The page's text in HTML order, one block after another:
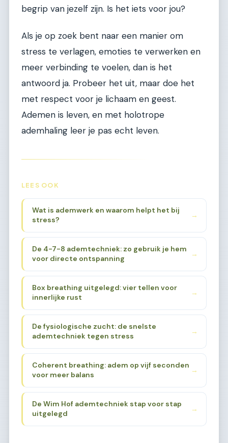
begrip van jezelf zijn. Is het iets voor jou?
Als je op zoek bent naar een manier om
stress te verlagen, emoties te verwerken en
meer verbinding te voelen, dan is het
antwoord ja. Probeer het uit, maar doe het
met respect voor je lichaam en geest.
Ademen is leven, en met holotrope
ademhaling leer je pas echt leven.
LEES OOK
Wat is ademwerk en waarom helpt het bij
stress?
→
De 4-7-8 ademtechniek: zo gebruik je hem
voor directe ontspanning
→
Box breathing uitgelegd: vier tellen voor
innerlijke rust
→
De fysiologische zucht: de snelste
ademtechniek tegen stress
→
Coherent breathing: adem op vijf seconden
voor meer balans
→
De Wim Hof ademtechniek stap voor stap
uitgelegd
→